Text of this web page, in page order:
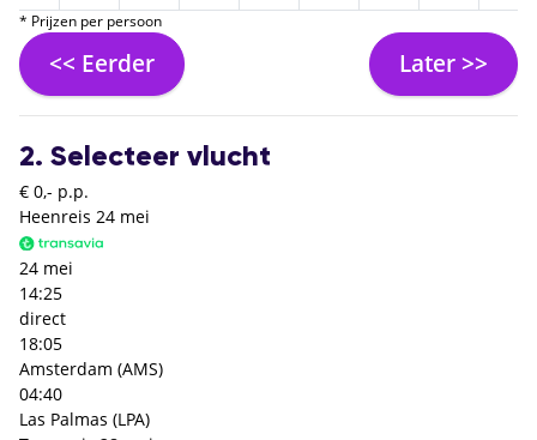
* Prijzen per persoon
<< Eerder Later >>
2. Selecteer vlucht
€ 0,- p.p.
Heenreis 24 mei
24 mei
14:25
direct
18:05
Amsterdam (AMS)
04:40
Las Palmas (LPA)